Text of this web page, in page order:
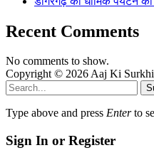
Recent Comments
No comments to show.
Copyright © 2026 Aaj Ki
Type above and press Enterto
Sign In or Register